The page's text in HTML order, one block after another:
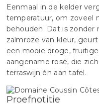
Eenmaal in de kelder
temperatuur, om zoveel
behouden. Dat is zonder
zalmroze van kleur,
een mooie droge,
aangename rosé, die
terraswijn én aan tafel.
Proefnotitie